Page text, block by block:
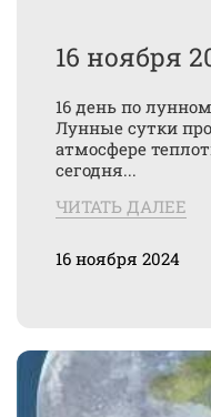
16 ноября
16 день по
Лунные сутки
атмосфере
сегодня...
ЧИТАТЬ ДАЛЕЕ
16 ноября 2024